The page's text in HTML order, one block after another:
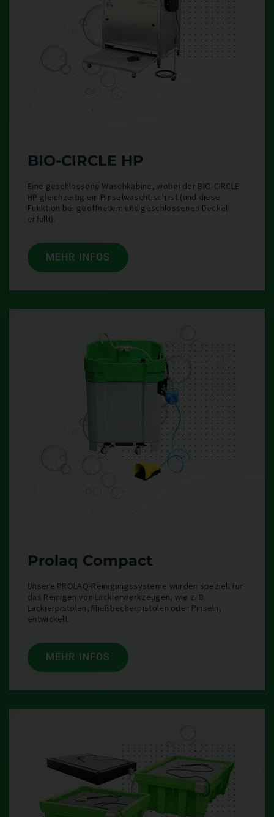
BIO-CIRCLE HP
Eine geschlossene Waschkabine, wobei der BIO-CIRCLE
HP gleichzeitig ein Pinselwaschtisch ist (und diese
Funktion bei geöffnetem und geschlossenen Deckel
erfüllt).
MEHR INFOS
Prolaq Compact
Unsere PROLAQ-Reinigungssysteme wurden speziell für
das Reinigen von Lackierwerkzeugen, wie z. B.
Lackierpistolen, Fließbecherpistolen oder Pinseln,
entwickelt.
MEHR INFOS